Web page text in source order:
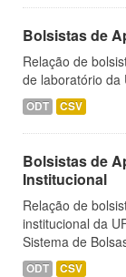
Bolsistas de
Relação de
de laboratório da
ODT CSV
Bolsistas de
Institucional
Relação de
institucional da
Sistema de
ODT CSV